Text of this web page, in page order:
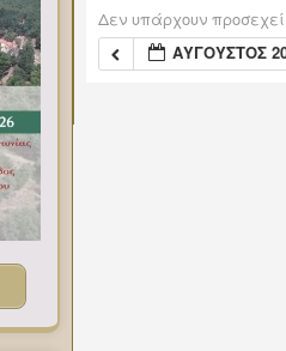
Δεν υπάρχουν
ΑΎΓΟΥΣΤΟΣ